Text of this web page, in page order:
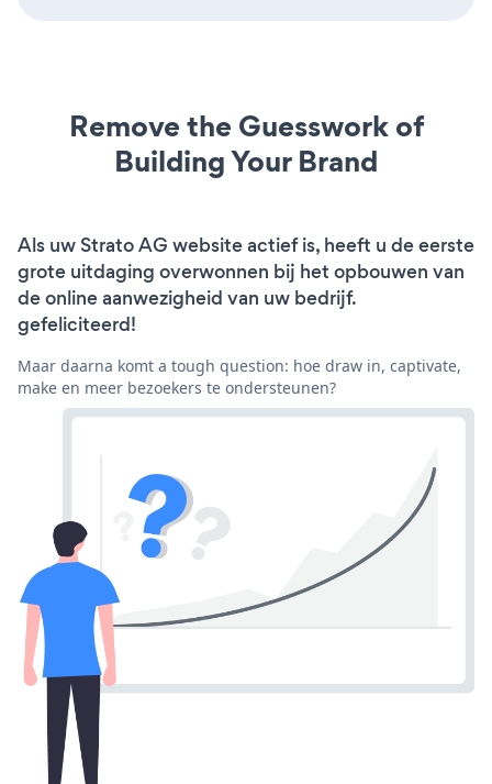
Remove the Guesswork of
Building Your Brand
Als uw Strato AG website actief is, heeft u de eerste
grote uitdaging overwonnen bij het opbouwen van
de online aanwezigheid van uw bedrijf.
gefeliciteerd!
Maar daarna komt a tough question: hoe draw in, captivate,
make en meer bezoekers te ondersteunen?